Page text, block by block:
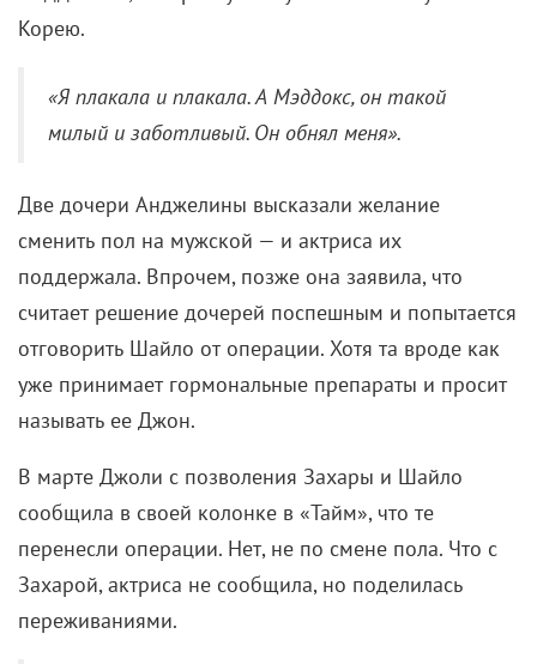
Корею.
«Я плакала и плакала. А Мэддокс, он такой
милый и заботливый. Он обнял меня».
Две дочери Анджелины высказали желание
сменить пол на мужской — и актриса их
поддержала. Впрочем, позже она заявила, что
считает решение дочерей поспешным и попытается
отговорить Шайло от операции. Хотя та вроде как
уже принимает гормональные препараты и просит
называть ее Джон.
В марте Джоли с позволения Захары и Шайло
сообщила в своей колонке в «Тайм», что те
перенесли операции. Нет, не по смене пола. Что с
Захарой, актриса не сообщила, но поделилась
переживаниями.